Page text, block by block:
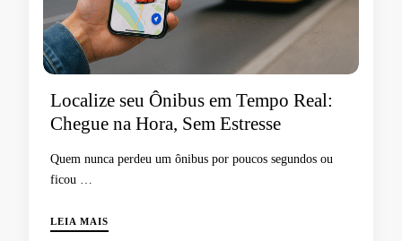
Localize seu Ônibus em Tempo Real:
Chegue na Hora, Sem Estresse
Quem nunca perdeu um ônibus por poucos segundos ou
ficou …
LEIA MAIS